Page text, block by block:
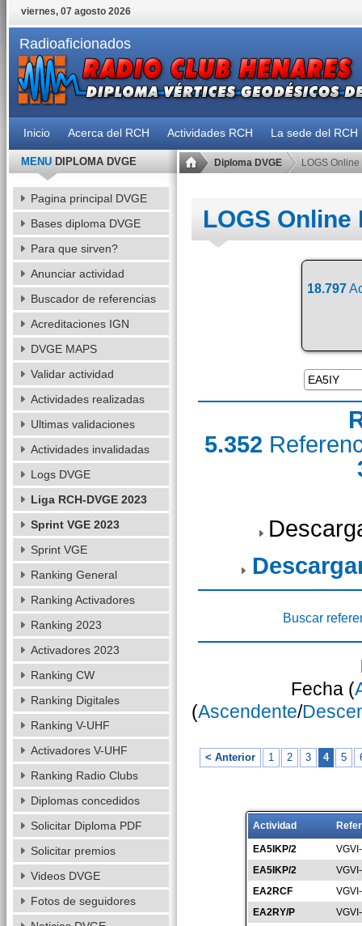
viernes, 07 agosto 2026
Radioaficionados
Inicio Acerca del RCH Actividades RCH La sede del RCH
Diploma DVGE LOGS Online
LOGS Online
18.797
5.352
Buscar
Fecha (
(Ascendente/
< Anterior 1 2 3 4 5
Actividad
EA5IKP/2
EA5IKP/2
EA2RCF
EA2RY/P
MENUDIPLOMA DVGE
Pagina principal DVGE
Bases diploma DVGE
Para que sirven?
Anunciar actividad
Buscador de referencias
Acreditaciones IGN
DVGE MAPS
Validar actividad
Actividades realizadas
Ultimas validaciones
Actividades invalidadas
Logs DVGE
Liga RCH-DVGE 2023
Sprint VGE 2023
Sprint VGE
Ranking General
Ranking Activadores
Ranking 2023
Activadores 2023
Ranking CW
Ranking Digitales
Ranking V-UHF
Activadores V-UHF
Ranking Radio Clubs
Diplomas concedidos
Solicitar Diploma PDF
Solicitar premios
Videos DVGE
Fotos de seguidores